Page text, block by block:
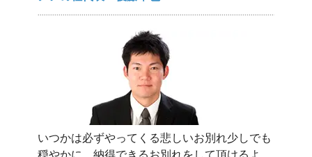
いつかは必ずやってくる悲しいお別れ少しでも